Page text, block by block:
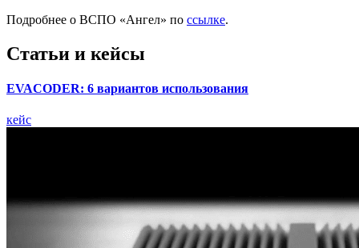
Подробнее о ВСПО «Ангел» по ссылке.
Статьи и кейсы
EVACODER: 6 вариантов использования
кейс